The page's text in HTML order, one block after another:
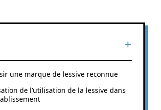
une marque de lessive reconnue
de l’utilisation de la lessive dans